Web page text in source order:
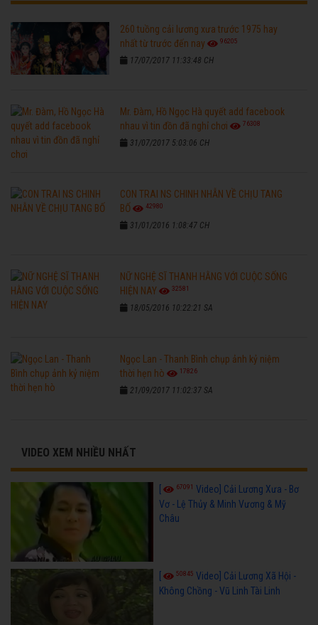
260 tuồng cải lương xưa trước 1975 hay
nhất từ trước đến nay
96205
17/07/2017 11:33:48 CH
Mr. Đàm, Hồ Ngọc Hà quyết add facebook
nhau vì tin đồn đã nghỉ chơi
76308
31/07/2017 5:03:06 CH
CON TRAI NS CHINH NHẪN VỀ CHỊU TANG
BỐ
42980
31/01/2016 1:08:47 CH
NỮ NGHỆ SĨ THANH HẰNG VỚI CUỘC SỐNG
HIỆN NAY
32581
18/05/2016 10:22:21 SA
Ngọc Lan - Thanh Bình chụp ảnh kỷ niệm
thời hẹn hò
17826
21/09/2017 11:02:37 SA
VIDEO XEM NHIỀU NHẤT
[ 67091 Video] Cải Lương Xưa - Bơ
Vơ - Lệ Thủy & Minh Vương & Mỹ
Châu
50845 Video] Cải Lương Xã Hội -
Không Chồng - Vũ Linh Tài Linh